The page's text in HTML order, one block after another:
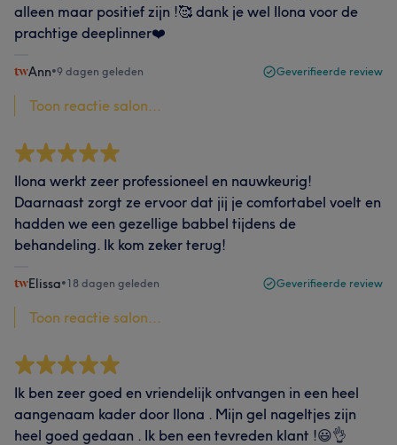
alleen maar positief zijn !🥰 dank je wel Ilona voor de
prachtige deeplinner❤️
Ann•9 dagen geleden Geverifieerde review
Toon reactie salon...
Ilona werkt zeer professioneel en nauwkeurig!
Daarnaast zorgt ze ervoor dat jij je comfortabel voelt en
hadden we een gezellige babbel tijdens de
behandeling. Ik kom zeker terug!
Elissa•18 dagen geleden Geverifieerde review
Toon reactie salon...
Ik ben zeer goed en vriendelijk ontvangen in een heel
aangenaam kader door Ilona . Mijn gel nageltjes zijn
heel goed gedaan . Ik ben een tevreden klant !😃👌